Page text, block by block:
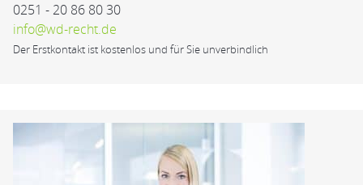
0251 - 20 86 80 30
info@wd-recht.de
Der Erstkontakt ist kostenlos und für Sie unverbindlich